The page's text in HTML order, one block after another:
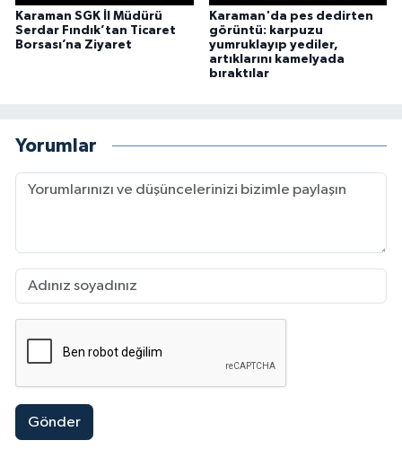
Karaman SGK İl Müdürü
Serdar Fındık’tan Ticaret
Borsası’na Ziyaret
Karaman'da pes dedirten
görüntü: karpuzu
yumruklayıp yediler,
artıklarını kamelyada
bıraktılar
Yorumlar
Gönder